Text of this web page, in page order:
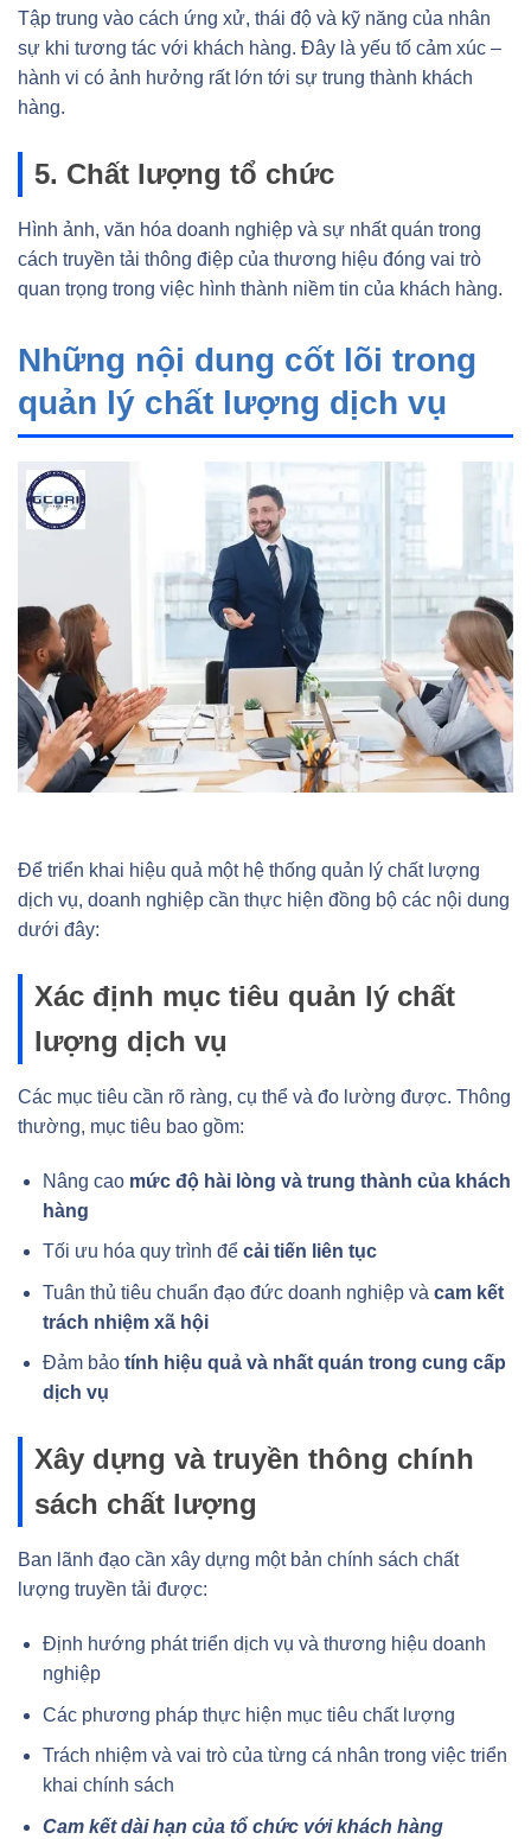
Tập trung vào cách ứng xử, thái độ và kỹ năng của nhân
sự khi tương tác với khách hàng. Đây là yếu tố cảm xúc –
hành vi có ảnh hưởng rất lớn tới sự trung thành khách
hàng.
5. Chất lượng tổ chức
Hình ảnh, văn hóa doanh nghiệp và sự nhất quán trong
cách truyền tải thông điệp của thương hiệu đóng vai trò
quan trọng trong việc hình thành niềm tin của khách hàng.
Những nội dung cốt lõi trong
quản lý chất lượng dịch vụ
Để triển khai hiệu quả một hệ thống quản lý chất lượng
dịch vụ, doanh nghiệp cần thực hiện đồng bộ các nội dung
dưới đây:
Xác định mục tiêu quản lý chất
lượng dịch vụ
Các mục tiêu cần rõ ràng, cụ thể và đo lường được. Thông
thường, mục tiêu bao gồm:
Nâng cao mức độ hài lòng và trung thành của khách
hàng
Tối ưu hóa quy trình để cải tiến liên tục
Tuân thủ tiêu chuẩn đạo đức doanh nghiệp và cam kết
trách nhiệm xã hội
Đảm bảo tính hiệu quả và nhất quán trong cung cấp
dịch vụ
Xây dựng và truyền thông chính
sách chất lượng
Ban lãnh đạo cần xây dựng một bản chính sách chất
lượng truyền tải được:
Định hướng phát triển dịch vụ và thương hiệu doanh
nghiệp
Các phương pháp thực hiện mục tiêu chất lượng
Trách nhiệm và vai trò của từng cá nhân trong việc triển
khai chính sách
Cam kết dài hạn của tổ chức với khách hàng